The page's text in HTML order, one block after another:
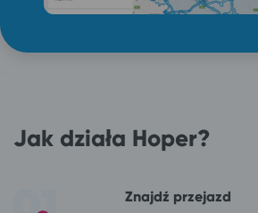
Jak działa Hoper?
Znajdź przejazd